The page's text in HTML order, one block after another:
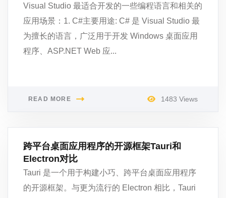
Visual Studio 最适合开发的一些编程语言和相关的
应用场景：1. C#主要用途: C# 是 Visual Studio 最
为擅长的语言，广泛用于开发 Windows 桌面应用
程序、ASP.NET Web 应...
READ MORE 1483 Views
跨平台桌面应用程序的开源框架Tauri和
Electron对比
Tauri 是一个用于构建小巧、跨平台桌面应用程序
的开源框架。与更为流行的 Electron 相比，Tauri